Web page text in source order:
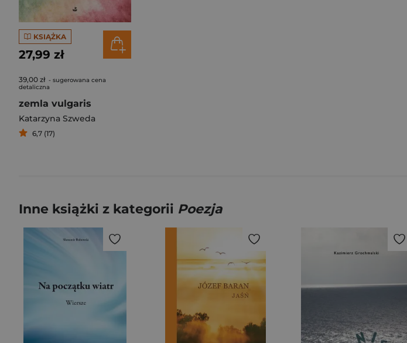
KSIĄŻKA
27,99 zł
39,00 zł - sugerowana cena
detaliczna
zemla vulgaris
Katarzyna Szweda
6,7 (17)
Inne książki z kategorii Poezja